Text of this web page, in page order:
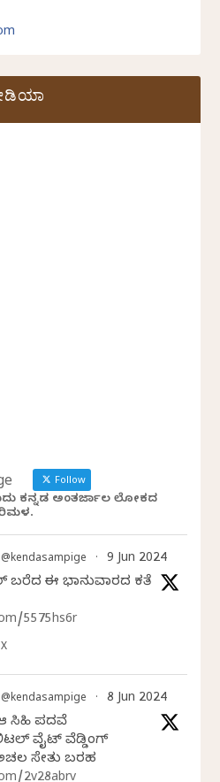
Follow
ಕನ್ನಡ ಅಂತರ್ಜಾಲ ಲೋಕದ
@kendasampige · 9 Jun 2024
ಈ ಭಾನುವಾರದ ಕತೆ
5575hs6r
X
@kendasampige · 8 Jun 2024
ಸಿಹಿ ಪದವೆ
ವೈಟ್ ವೆಡ್ಡಿಂಗ್
ಸೇತು ಬರಹ
2v28abrv